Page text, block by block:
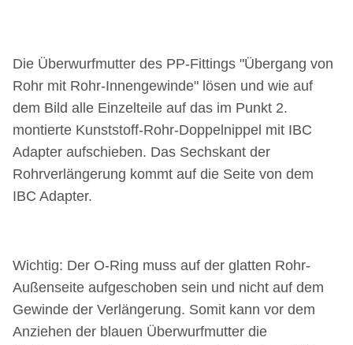
Die Überwurfmutter des PP-Fittings "Übergang von
Rohr mit Rohr-Innengewinde" lösen und wie auf
dem Bild alle Einzelteile auf das im Punkt 2.
montierte Kunststoff-Rohr-Doppelnippel mit IBC
Adapter aufschieben. Das Sechskant der
Rohrverlängerung kommt auf die Seite von dem
IBC Adapter.
Wichtig: Der O-Ring muss auf der glatten Rohr-
Außenseite aufgeschoben sein und nicht auf dem
Gewinde der Verlängerung. Somit kann vor dem
Anziehen der blauen Überwurfmutter die